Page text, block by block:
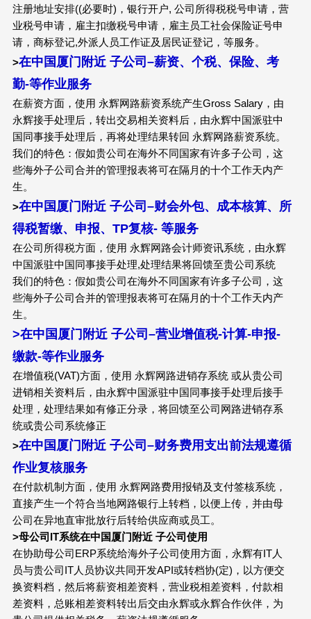
注册地址安排((必要时)，银行开户, 公司所得税税号申请，营
业税号申请，雇主扣缴税号申请，雇主员工社会保险证号申
请，商标登记,外派人员工作证及居民证登记，等服务。
>在中国厦门附近 子公司 –薪资、个税、保险、考
勤-等作业服务
在薪资方面，使用 永辉网路薪资系统产生Gross Salary，由
永辉接手处理后，转出交易相关资料后，由永辉中国派驻中
国同事接手处理后，再将处理结果转回 永辉网路薪资系统。
我们的特色：假如贵公司在海外不同国家有许多子公司，这
些海外子公司合并的管理报表将可在隔月的十个工作天内产
生。
>在中国厦门附近 子公司 –财会外包、成本核算、所
得税暂缴、申报、TP复核- 等服务
在公司所得税方面，使用 永辉网路会计师资讯系统，由永辉
中国派驻中国同事接手处理,处理结果将回馈至贵公司系统
我们的特色：假如贵公司在海外不同国家有许多子公司，这
些海外子公司合并的管理报表将可在隔月的十个工作天内产
生。
>在中国厦门附近 子公司 –营业增值税-计算-申报-
缴款-等作业服务
在增值税(VAT)方面，使用 永辉网路进销存系统 或从贵公司
进销相关资料后，由永辉中国派驻中国同事接手处理后接手
处理，处理结果如有修正分录，将回馈至公司网路进销存系
统或贵公司系统修正
>在中国厦门附近 子公司 –财务费用支出前法规遵循
作业复核服务
在付款机制方面，使用 永辉网路费用报销及支付签核系统，
直接产生一个符合当地网路银行上转档，以便上传，并由母
公司在异地直审批放行后转给供应商或员工。
>母公司 IT系统在中国厦门附近 子公司使用
在协助母公司ERP系统给海外子公司使用方面，永辉有IT人
员与贵公司IT人员协议共同开发API或转档协(定)，以方便交
换资料档，然后将薪资相差资料，营业税相差资料，付款相
差资料，总账相差资料转出后交由永辉或永辉合作伙伴，为